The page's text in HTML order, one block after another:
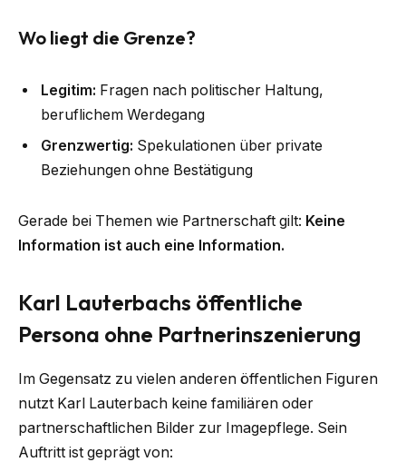
Wo liegt die Grenze?
Legitim: Fragen nach politischer Haltung,
beruflichem Werdegang
Grenzwertig: Spekulationen über private
Beziehungen ohne Bestätigung
Gerade bei Themen wie Partnerschaft gilt: Keine
Information ist auch eine Information.
Karl Lauterbachs öffentliche
Persona ohne Partnerinszenierung
Im Gegensatz zu vielen anderen öffentlichen Figuren
nutzt Karl Lauterbach keine familiären oder
partnerschaftlichen Bilder zur Imagepflege. Sein
Auftritt ist geprägt von: